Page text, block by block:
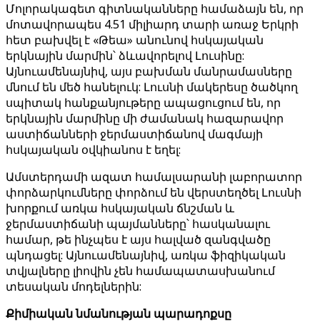
Մոլորակագետ գիտնականները համաձայն են, որ
մոտավորապես 4.51 միլիարդ տարի առաջ Երկրի
հետ բախվել է «Թեա» անունով հսկայական
երկնային մարմին՝ ձևավորելով Լուսինը:
Այնուամենայնիվ, այս բախման մանրամասները
մնում են մեծ հանելուկ: Լուսնի մակերեսը ծածկող
սպիտակ հանքանյութերը ապացուցում են, որ
երկնային մարմինը մի ժամանակ հազարավոր
աստիճանների ջերմաստիճանով մագմայի
հսկայական օվկիանոս է եղել:
Ամստերդամի ազատ համալսարանի լաբորատոր
փորձարկումները փորձում են վերստեղծել Լուսնի
խորքում առկա հսկայական ճնշման և
ջերմաստիճանի պայմանները՝ հասկանալու
համար, թե ինչպես է այս հալված զանգվածը
պնդացել: Այնուամենայնիվ, առկա ֆիզիկական
տվյալները լիովին չեն համապատասխանում
տեսական մոդելներին:
Քիմիական նմանության պարադոքսը